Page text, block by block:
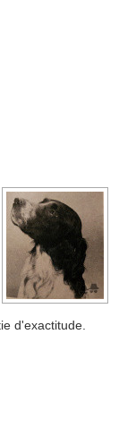
d'exactitude.